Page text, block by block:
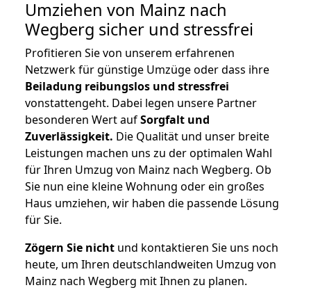
Umziehen von Mainz nach
Wegberg sicher und stressfrei
Profitieren Sie von unserem erfahrenen
Netzwerk für günstige Umzüge oder dass ihre
Beiladung reibungslos und stressfrei
vonstattengeht. Dabei legen unsere Partner
besonderen Wert aufSorgfalt und
Zuverlässigkeit. Die Qualität und unser breite
Leistungen machen uns zu der optimalen Wahl
für Ihren Umzug von Mainz nach Wegberg. Ob
Sie nun eine kleine Wohnung oder ein großes
Haus umziehen, wir haben die passende Lösung
für Sie.
Zögern Sie nicht und kontaktieren Sie uns noch
heute, um Ihren deutschlandweiten Umzug von
Mainz nach Wegberg mit Ihnen zu planen.